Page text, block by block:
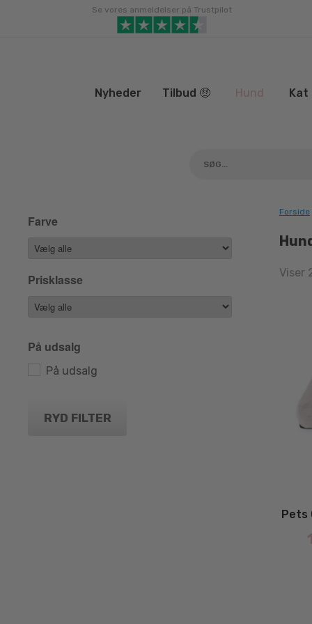
Se vores anmeldelser på Trustpilot
Nyheder Tilbud 🤑 Hund Kat
Forside
Viser
Pets
Farve
Prisklasse
På udsalg
På udsalg
RYD FILTER